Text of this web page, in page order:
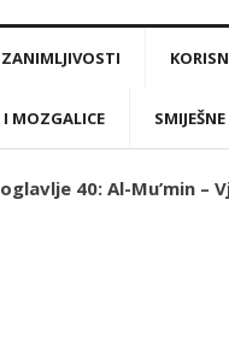
ZANIMLJIVOSTI
MOZGALICE
40: Al-Mu’min –